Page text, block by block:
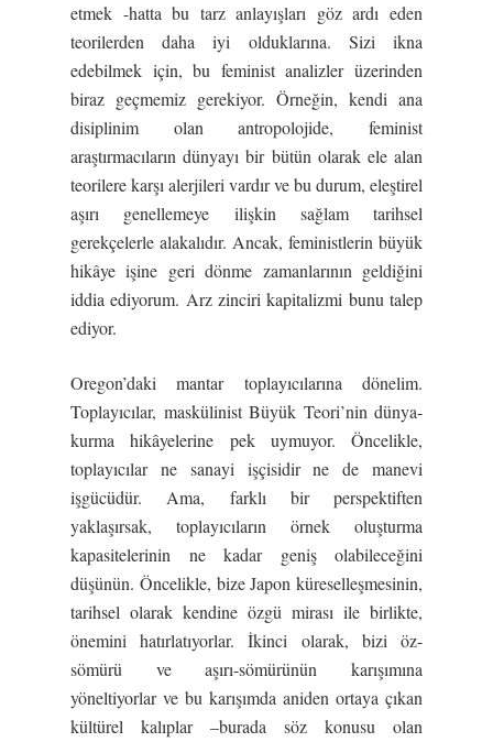
etmek -hatta bu tarz anlayışları göz ardı eden
teorilerden daha iyi olduklarına. Sizi ikna
edebilmek için, bu feminist analizler üzerinden
biraz geçmemiz gerekiyor. Örneğin, kendi ana
disiplinim olan antropolojide, feminist
araştırmacıların dünyayı bir bütün olarak ele alan
teorilere karşı alerjileri vardır ve bu durum, eleştirel
aşırı genellemeye ilişkin sağlam tarihsel
gerekçelerle alakalıdır. Ancak, feministlerin büyük
hikâye işine geri dönme zamanlarının geldiğini
iddia ediyorum. Arz zinciri kapitalizmi bunu talep
ediyor.
Oregon’daki mantar toplayıcılarına dönelim.
Toplayıcılar, maskülinist Büyük Teori’nin dünya-
kurma hikâyelerine pek uymuyor. Öncelikle,
toplayıcılar ne sanayi işçisidir ne de manevi
işgücüdür. Ama, farklı bir perspektiften
yaklaşırsak, toplayıcıların örnek oluşturma
kapasitelerinin ne kadar geniş olabileceğini
düşünün. Öncelikle, bize Japon küreselleşmesinin,
tarihsel olarak kendine özgü mirası ile birlikte,
önemini hatırlatıyorlar. İkinci olarak, bizi öz-
sömürü ve aşırı-sömürünün karışımına
yöneltiyorlar ve bu karışımda aniden ortaya çıkan
kültürel kalıplar –burada söz konusu olan